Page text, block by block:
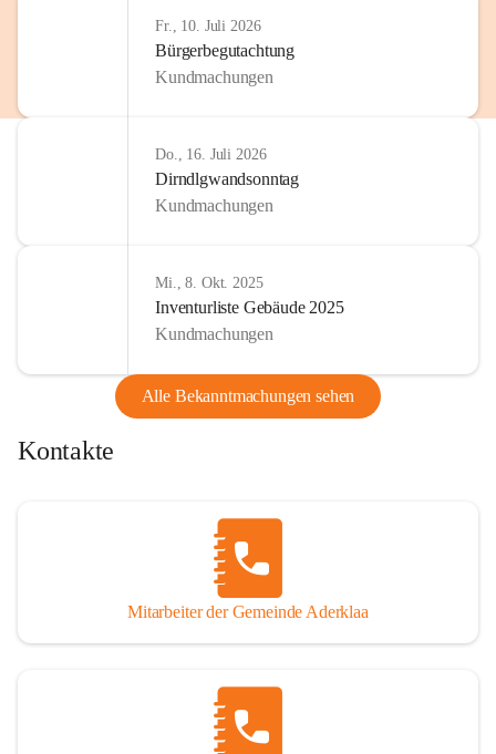
Fr., 10. Juli 2026
Bürgerbegutachtung
Kundmachungen
Do., 16. Juli 2026
Dirndlgwandsonntag
Kundmachungen
Mi., 8. Okt. 2025
Inventurliste Gebäude 2025
Kundmachungen
Alle Bekanntmachungen sehen
Kontakte
Mitarbeiter der Gemeinde Aderklaa